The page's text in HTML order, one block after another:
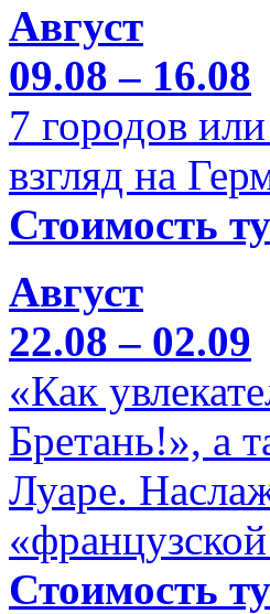
Август
09.08 – 16.08
7 городов
взгляд на
Стоимость
Август
22.08 – 02.09
«Как
Бретань!», а
Луаре.
Стоимость